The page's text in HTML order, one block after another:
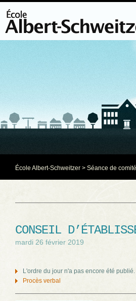
École Albert-Schweitzer > Séance de comité
CONSEIL
mardi 26 février 2019
L'ordre du jour n'a pas encore été publié.
Procès verbal